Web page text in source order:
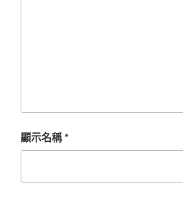
顯示名稱*